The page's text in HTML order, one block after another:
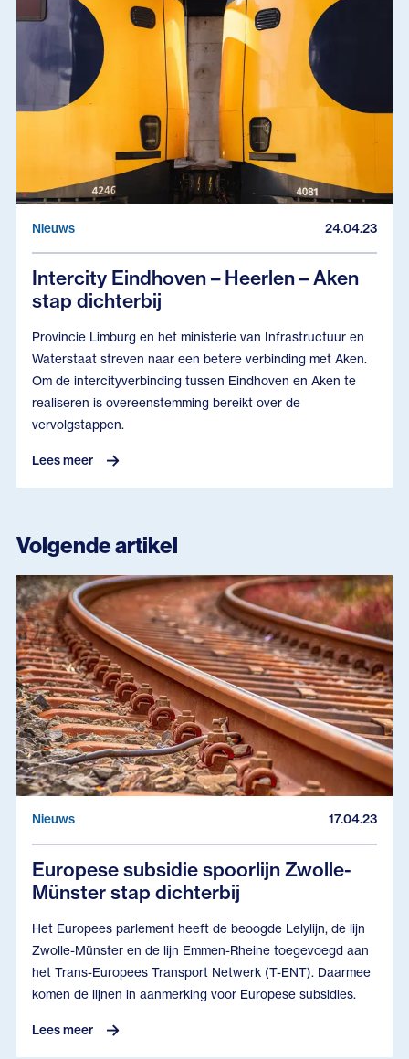
Nieuws 24.04.23
Intercity Eindhoven – Heerlen – Aken
stap dichterbij
Provincie Limburg en het ministerie van Infrastructuur en
Waterstaat streven naar een betere verbinding met Aken.
Om de intercityverbinding tussen Eindhoven en Aken te
realiseren is overeenstemming bereikt over de
vervolgstappen.
Lees meer
Volgende artikel
Nieuws 17.04.23
Europese subsidie spoorlijn Zwolle-
Münster stap dichterbij
Het Europees parlement heeft de beoogde Lelylijn, de lijn
Zwolle-Münster en de lijn Emmen-Rheine toegevoegd aan
het Trans-Europees Transport Netwerk (T-ENT). Daarmee
komen de lijnen in aanmerking voor Europese subsidies.
Lees meer